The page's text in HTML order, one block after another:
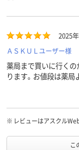
2025
ＡＳＫＵＬユーザー様
薬局まで買いに行く
ります。お値段は薬局
※ レビューはアスクル
こ